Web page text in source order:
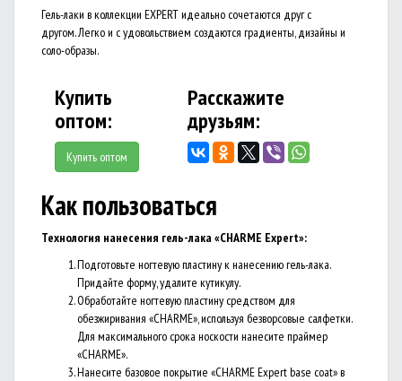
Гель-лаки в коллекции EXPERT идеально сочетаются друг с
другом. Легко и с удовольствием создаются градиенты, дизайны и
соло-образы.
Купить
оптом:
Купить оптом
Расскажите
друзьям:
Как пользоваться
Технология нанесения гель-лака «CHARME Expert»:
Подготовьте ногтевую пластину к нанесению гель-лака.
Придайте форму, удалите кутикулу.
Обработайте ногтевую пластину средством для
обезжиривания «CHARME», используя безворсовые салфетки.
Для максимального срока носкости нанесите праймер
«CHARME».
Нанесите базовое покрытие «CHARME Expert base coat» в